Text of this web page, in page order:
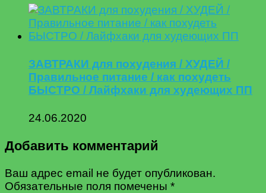
ЗАВТРАКИ для похудения / ХУДЕЙ /
Правильное питание / как похудеть
БЫСТРО / Лайфхаки для худеющих ПП
24.06.2020
Добавить комментарий
Ваш адрес email не будет опубликован.
Обязательные поля помечены *